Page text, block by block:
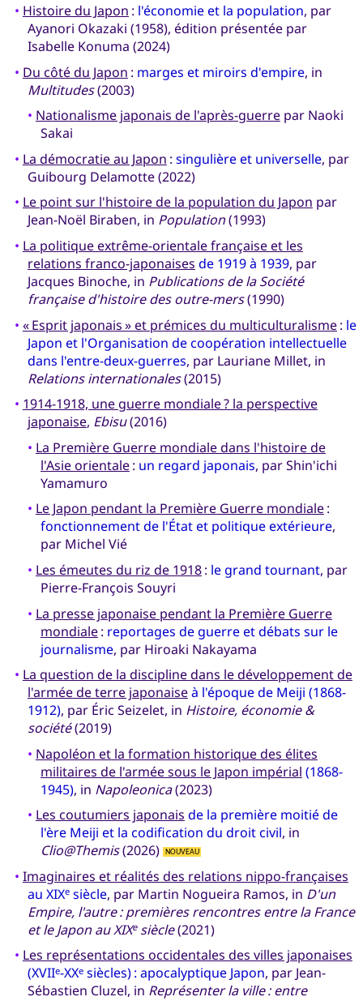
• Histoire du Japon : l'économie et la population, par
Ayanori Okazaki (1958), édition présentée par
Isabelle Konuma (2024)
• Du côté du Japon : marges et miroirs d'empire, in
Multitudes(2003)
• Nationalisme japonais de l'après-guerrepar Naoki
Sakai
• La démocratie au Japon : singulière et universelle, par
Guibourg Delamotte (2022)
• Le point sur l'histoire de la population du Japon par
Jean-Noël Biraben, in Population(1993)
• La politique extrême-orientale française et les
relations franco-japonaises de 1919 à 1939, par
Jacques Binoche, in Publications de la Société
française d'histoire des outre-mers(1990)
• « Esprit japonais » et prémices du multiculturalisme: le
Japon et l'Organisation de coopération intellectuelle
dans l'entre-deux-guerres, par Lauriane Millet, in
Relations internationales(2015)
• 1914-1918, une guerre mondiale ? la perspective
japonaise, Ebisu(2016)
• La Première Guerre mondiale dans l'histoire de
l'Asie orientale: un regard japonais, par Shin'ichi
Yamamuro
• Le Japon pendant la Première Guerre mondiale:
fonctionnement de l'État et politique extérieure,
par Michel Vié
• Les émeutes du riz de 1918: le grand tournant, par
Pierre-François Souyri
• La presse japonaise pendant la Première Guerre
mondiale: reportages de guerre et débats sur le
journalisme, par Hiroaki Nakayama
• La question de la discipline dans le développement de
l'armée de terre japonaiseà l'époque de Meiji (1868-
1912), par Éric Seizelet, in Histoire, économie &
société(2019)
• Napoléon et la formation historique des élites
militaires de l'armée sous le Japon impérial (1868-
1945), in Napoleonica(2023)
• Les coutumiers japonais de la première moitié de
l'ère Meiji et la codification du droit civil, in
Clio@Themis(2026) NOUVEAU
• Imaginaires et réalités des relations nippo-françaises
au XIXesiècle, par Martin Nogueira Ramos, in D'un
Empire, l'autre : premières rencontres entre la France
et le Japon au XIXesiècle(2021)
• Les représentations occidentales des villes japonaises
(XVIIe-XXesiècles) : apocalyptique Japon, par Jean-
Sébastien Cluzel, in Représenter la ville : entre